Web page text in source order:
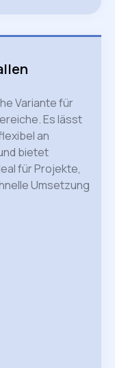
Variante für
Es lässt
an
bietet
für Projekte,
Umsetzung